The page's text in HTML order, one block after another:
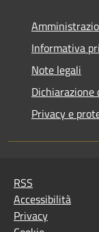
Informativa
Note legali
Dichiarazione
Privacy e
RSS
Accessibilità
Privacy